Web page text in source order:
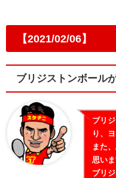
【2021/02/06】
ブリジストンボール
ブリ
り、
また
思いま
ブリ